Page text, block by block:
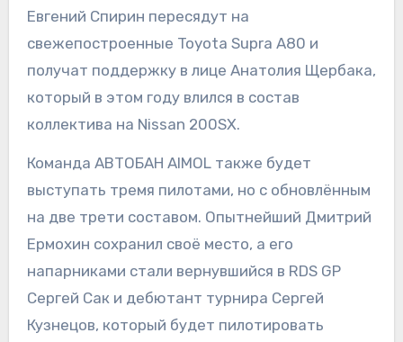
Евгений Спирин пересядут на
свежепостроенные Toyota Supra A80 и
получат поддержку в лице Анатолия Щербака,
который в этом году влился в состав
коллектива на Nissan 200SX.
Команда АВТОБАН AIMOL также будет
выступать тремя пилотами, но с обновлённым
на две трети составом. Опытнейший Дмитрий
Ермохин сохранил своё место, а его
напарниками стали вернувшийся в RDS GP
Сергей Сак и дебютант турнира Сергей
Кузнецов, который будет пилотировать